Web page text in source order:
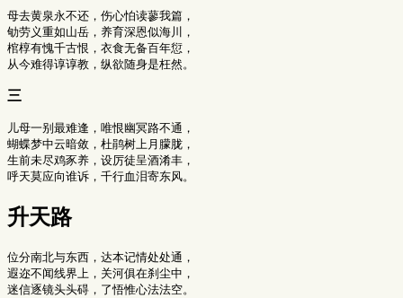
母去黄泉永不还，伤心怕读蓼我篇，
劬劳义重如山岳，养育深恩似海川，
棺椁有愧千古恨，衣食无备百年愆，
三
儿母一别最难逢，唯恨幽冥路不通，
蝴蝶梦中云暗敛，杜鹃树上月朦胧，
生前未尽鸡豕养，设厉徒呈酒淆丰，
升天路
位分南北与东西，达本记情处处通，
遐迩不闻线界上，关河俱在刹尘中，
迷信逐镜头头碍，了悟惟心法法空。